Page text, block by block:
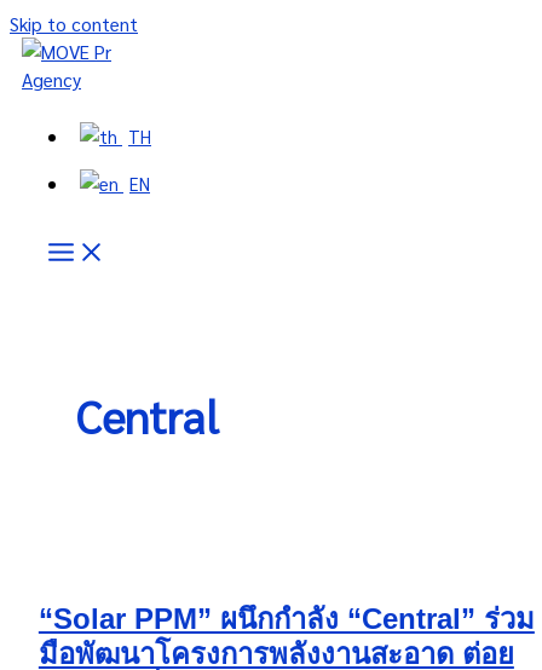
Skip to content
TH
EN
Central
“Solar PPM” ผนึกกำลัง “Central” ร่วม
มือพัฒนาโครงการพลังงานสะอาด ต่อย